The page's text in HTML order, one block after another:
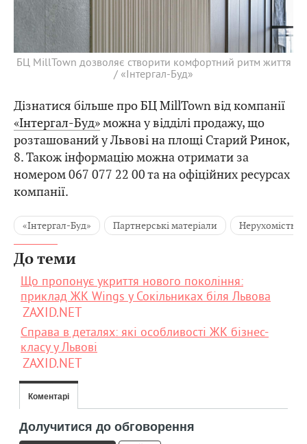
БЦ MillTown дозволяє створити комфортний ритм життя
/ «Інтергал-Буд»
Дізнатися більше про БЦ MillTown від компанії
«Інтергал-Буд»можна у відділі продажу, що
розташований у Львові на площі Старий Ринок,
8. Також інформацію можна отримати за
номером 067 077 22 00 та на офіційних ресурсах
компанії.
«Інтергал-Буд» Партнерські матеріали Нерухомість
До теми
Що пропонує укриття нового покоління:
приклад ЖК Wings у Сокільниках біля Львова
ZAXID.NET
Справа в деталях: які особливості ЖК бізнес-
класу у Львові
ZAXID.NET